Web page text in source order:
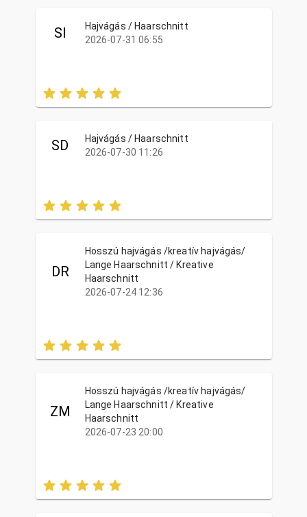
SI
Hajvágás / Haarschnitt
2026-07-31 06:55
SD
Hajvágás / Haarschnitt
2026-07-30 11:26
DR
Hosszú hajvágás /kreatív hajvágás/
Lange Haarschnitt / Kreative
Haarschnitt
2026-07-24 12:36
ZM
Hosszú hajvágás /kreatív hajvágás/
Lange Haarschnitt / Kreative
Haarschnitt
2026-07-23 20:00